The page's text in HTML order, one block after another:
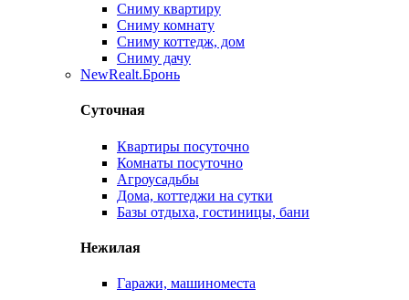
Сниму квартиру
Сниму комнату
Сниму коттедж, дом
Сниму дачу
NewRealt.Бронь
Суточная
Квартиры посуточно
Комнаты посуточно
Агроусадьбы
Дома, коттеджи на сутки
Базы отдыха, гостиницы, бани
Нежилая
Гаражи, машиноместа